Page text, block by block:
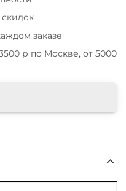
заказе
р по Москве, от 5000